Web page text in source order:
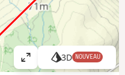
A
3D NOUVEAU